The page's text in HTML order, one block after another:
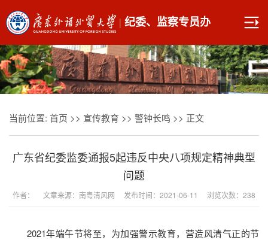
| 纪委、监察专员办
当前位置: 首页 >> 宣传教育 >> 警钟长鸣 >> 正文
广东省纪委监委通报5起违反中央八项规定精神典型
问题
作者： 文章来源：南粤清风网 发布时间：2021-06-11 浏览次数： 238
2021年端午节将至，为加强警示教育，营造风清气正的节